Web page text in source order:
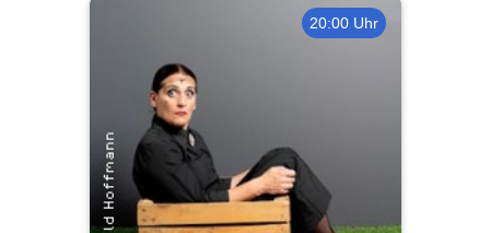
20:00 Uhr